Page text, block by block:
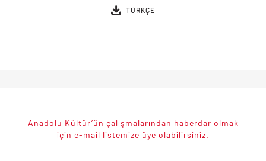
TÜRKÇE
Anadolu Kültür’ün çalışmalarından haberdar olmak
için e-mail listemize üye olabilirsiniz.